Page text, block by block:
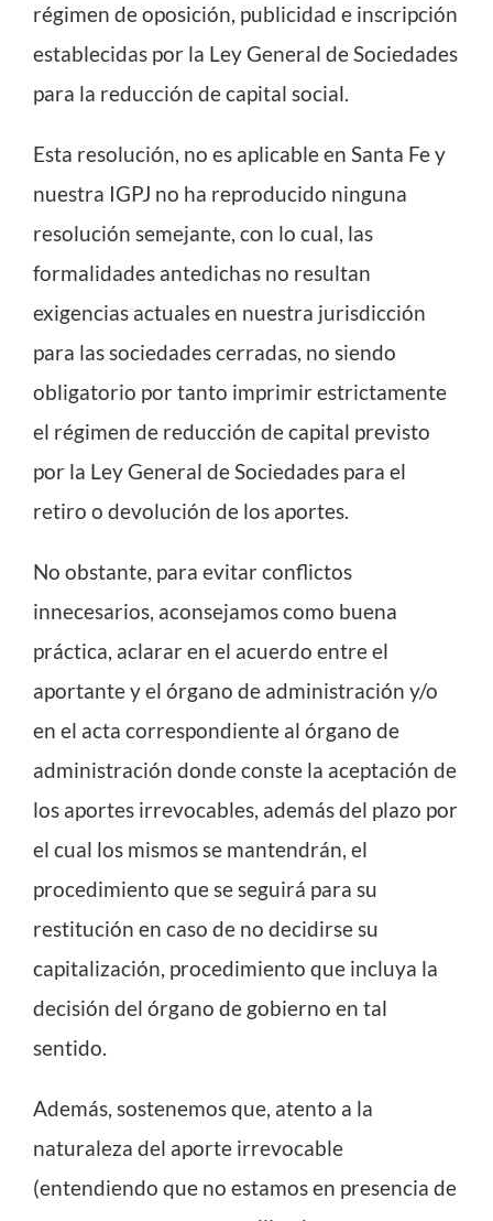
régimen de oposición, publicidad e inscripción
establecidas por la Ley General de Sociedades
para la reducción de capital social.
Esta resolución, no es aplicable en Santa Fe y
nuestra IGPJ no ha reproducido ninguna
resolución semejante, con lo cual, las
formalidades antedichas no resultan
exigencias actuales en nuestra jurisdicción
para las sociedades cerradas, no siendo
obligatorio por tanto imprimir estrictamente
el régimen de reducción de capital previsto
por la Ley General de Sociedades para el
retiro o devolución de los aportes.
No obstante, para evitar conflictos
innecesarios, aconsejamos como buena
práctica, aclarar en el acuerdo entre el
aportante y el órgano de administración y/o
en el acta correspondiente al órgano de
administración donde conste la aceptación de
los aportes irrevocables, además del plazo por
el cual los mismos se mantendrán, el
procedimiento que se seguirá para su
restitución en caso de no decidirse su
capitalización, procedimiento que incluya la
decisión del órgano de gobierno en tal
sentido.
Además, sostenemos que, atento a la
naturaleza del aporte irrevocable
(entendiendo que no estamos en presencia de